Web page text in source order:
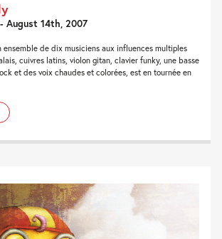
August 14th, 2007
ensemble de dix musiciens aux influences multiples
cuivres latins, violon gitan, clavier funky, une basse
et des voix chaudes et colorées, est en tournée en